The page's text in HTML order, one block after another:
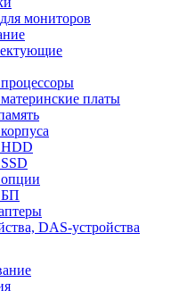
мониторов
платы
БП
DAS-устройства